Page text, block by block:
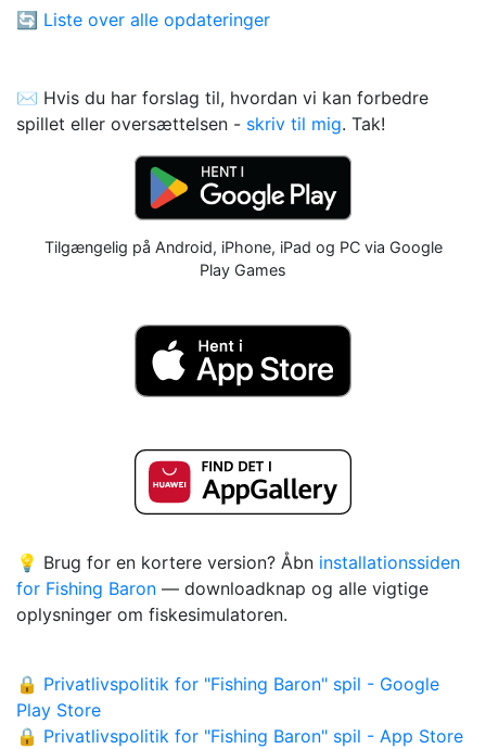
🔄 Liste over alle opdateringer
✉️ Hvis du har forslag til, hvordan vi kan forbedre
spillet eller oversættelsen - skriv til mig. Tak!
Tilgængelig på Android, iPhone, iPad og PC via Google
Play Games
💡 Brug for en kortere version? Åbn installationssiden
for Fishing Baron — downloadknap og alle vigtige
oplysninger om fiskesimulatoren.
🔒 Privatlivspolitik for "Fishing Baron" spil - Google
Play Store
🔒 Privatlivspolitik for "Fishing Baron" spil - App Store